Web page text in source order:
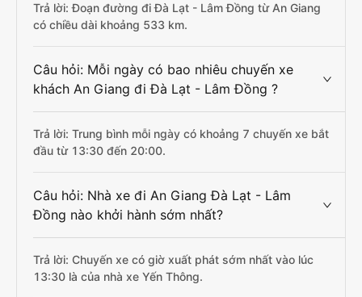
Trả lời: Đoạn đường đi Đà Lạt - Lâm Đồng từ An Giang
có chiều dài khoảng 533 km.
Câu hỏi: Mỗi ngày có bao nhiêu chuyến xe
khách An Giang đi Đà Lạt - Lâm Đồng ?
Trả lời: Trung bình mỗi ngày có khoảng 7 chuyến xe bắt
đầu từ 13:30 đến 20:00.
Câu hỏi: Nhà xe đi An Giang Đà Lạt - Lâm
Đồng nào khởi hành sớm nhất?
Trả lời: Chuyến xe có giờ xuất phát sớm nhất vào lúc
13:30 là của nhà xe Yến Thông.